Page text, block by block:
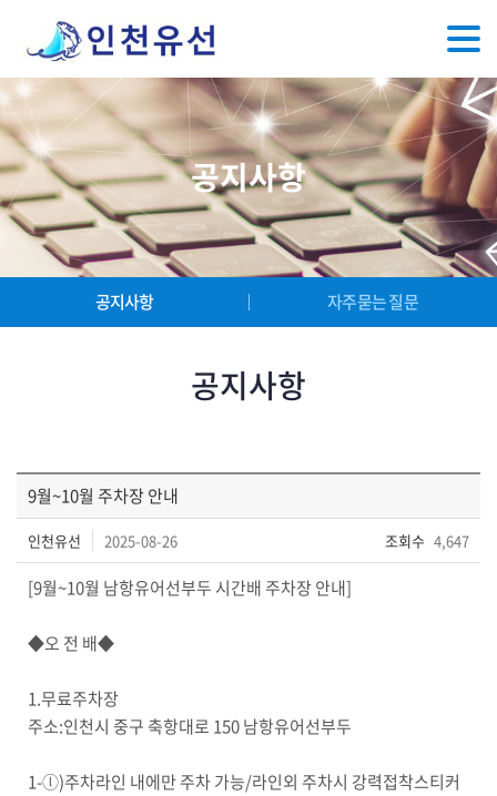
공지사항
공지사항 자주묻는 질문
공지사항
9월~10월 주차장 안내
인천유선 2025-08-26 조회수 4,647
[9월~10월 남항유어선부두 시간배 주차장 안내]
◆오 전 배◆
1.무료주차장
주소:인천시 중구 축항대로 150 남항유어선부두
1-ⓛ)주차라인 내에만 주차 가능/라인외 주차시 강력접착스티커